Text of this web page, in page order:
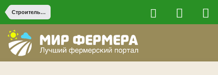
Строительство на ферме